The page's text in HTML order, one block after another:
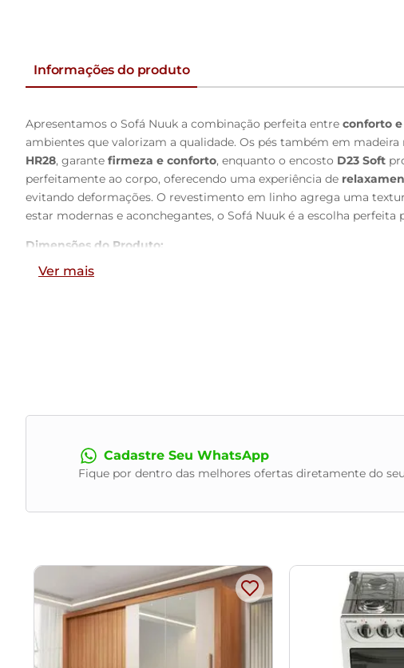
Informações do produto
Apresentamos o Sofá Nuuk a combinação perfeita entre conforto
ambientes que valorizam a qualidade. Os pés também em
HR28, garante firmeza e conforto, enquanto o encosto D23 Soft
perfeitamente ao corpo, oferecendo uma experiência de
evitando deformações. O revestimento em linho agrega uma
estar modernas e aconchegantes, o Sofá Nuuk é a escolha
Dimensões do Produto:
Largura:
300cm
Altura:96cm
Madeira Maciça
Revestimento: Linho
Peso Suportado por Módulo:
Observações Importantes:
- As imagens são meramente ilustrativas e não acompanham
- Pode haver alguma diferença de tonalidade entre a imagem e o
- Todos os nossos produtos são enviados devidamente embalados
- Confira as dimensões do produto no momento da compra e
Ver mais
Cadastre Seu WhatsApp
Fique por dentro das melhores ofertas diretamente do